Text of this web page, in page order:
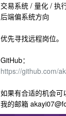
交易系统 / 量化 / 执
后端偏系统方向
优先寻找远程岗位。
GitHub：
https://github.com/
如果有合适的机会可
我的邮箱